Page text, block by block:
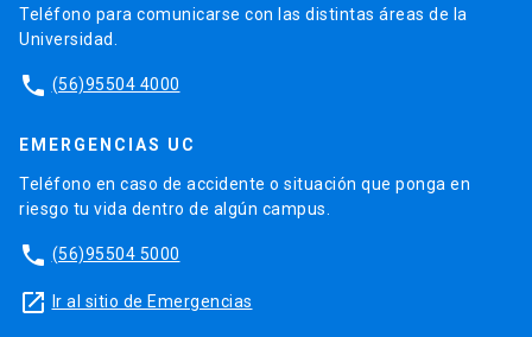
Teléfono para comunicarse con las distintas áreas de la
Universidad.
phone (56)95504 4000
EMERGENCIAS UC
Teléfono en caso de accidente o situación que ponga en
riesgo tu vida dentro de algún campus.
phone (56)95504 5000
launch Ir al sitio de Emergencias